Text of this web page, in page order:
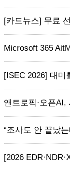
[카드뉴스] 무료
Microsoft 365
[ISEC 2026] 대미
앤트로픽·오픈
“조사도 안 끝났
[2026